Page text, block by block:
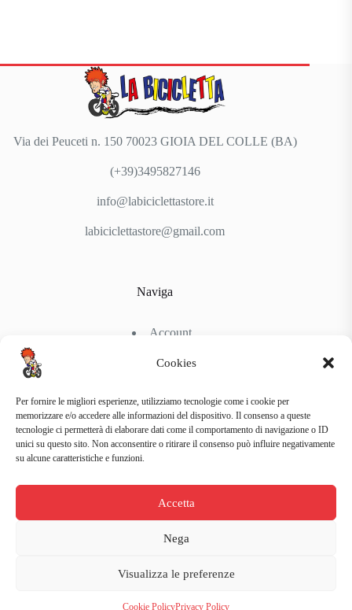
Cookies
Per fornire le migliori esperienze, utilizziamo tecnologie come i cookie per
memorizzare e/o accedere alle informazioni del dispositivo. Il consenso a queste
tecnologie ci permetterà di elaborare dati come il comportamento di navigazione o ID
unici su questo sito. Non acconsentire o ritirare il consenso può influire negativamente
su alcune caratteristiche e funzioni.
Accetta
Nega
Visualizza le preferenze
Cookie PolicyPrivacy Policy
Via dei Peuceti n. 150 70023 GIOIA DEL COLLE (BA)
(+39)3495827146
info@labiciclettastore.it
labiciclettastore@gmail.com
Naviga
Account
Chi Siamo
Link Utili
Politiche di Reso
Metodi di Pagamento
Privacy Policy
Copyright © 2026 La Bicicletta Store - Web Powered by